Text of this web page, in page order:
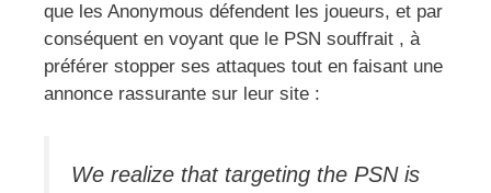
que les Anonymous défendent les joueurs, et par
conséquent en voyant que le PSN souffrait , à
préférer stopper ses attaques tout en faisant une
annonce rassurante sur leur site :
We realize that targeting the PSN is